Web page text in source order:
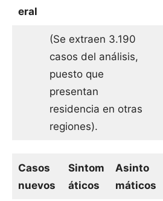
eral
(Se extraen 3.190
casos del análisis,
puesto que
presentan
residencia en otras
regiones).
Casos
nuevos
Sintom
áticos
Asinto
máticos